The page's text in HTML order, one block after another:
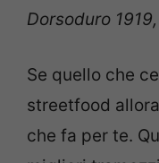
Dorsoduro
Se quello che
streetfood
che fa per te.